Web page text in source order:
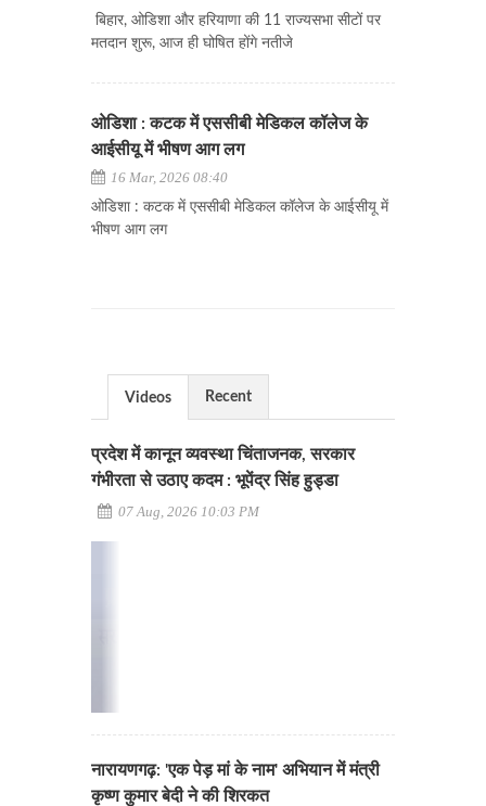
बिहार, ओडिशा और हरियाणा की 11 राज्यसभा सीटों पर
मतदान शुरू, आज ही घोषित होंगे नतीजे
ओडिशा : कटक में एससीबी मेडिकल कॉलेज के
आईसीयू में भीषण आग लग
16 Mar, 2026 08:40
ओडिशा : कटक में एससीबी मेडिकल कॉलेज के आईसीयू में
भीषण आग लग
Videos Recent
प्रदेश में कानून व्यवस्था चिंताजनक, सरकार
गंभीरता से उठाए कदम : भूपेंद्र सिंह हुड्डा
07 Aug, 2026 10:03 PM
नारायणगढ़: 'एक पेड़ मां के नाम' अभियान में मंत्री
कृष्ण कुमार बेदी ने की शिरकत